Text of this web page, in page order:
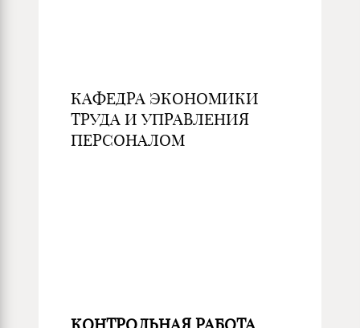
КАФЕДРА ЭКОНОМИКИ
ТРУДА И УПРАВЛЕНИЯ
ПЕРСОНАЛОМ